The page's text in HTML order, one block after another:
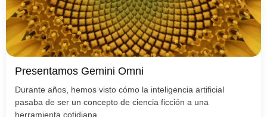
Presentamos Gemini Omni
Durante años, hemos visto cómo la inteligencia artificial
pasaba de ser un concepto de ciencia ficción a una
herramienta cotidiana....